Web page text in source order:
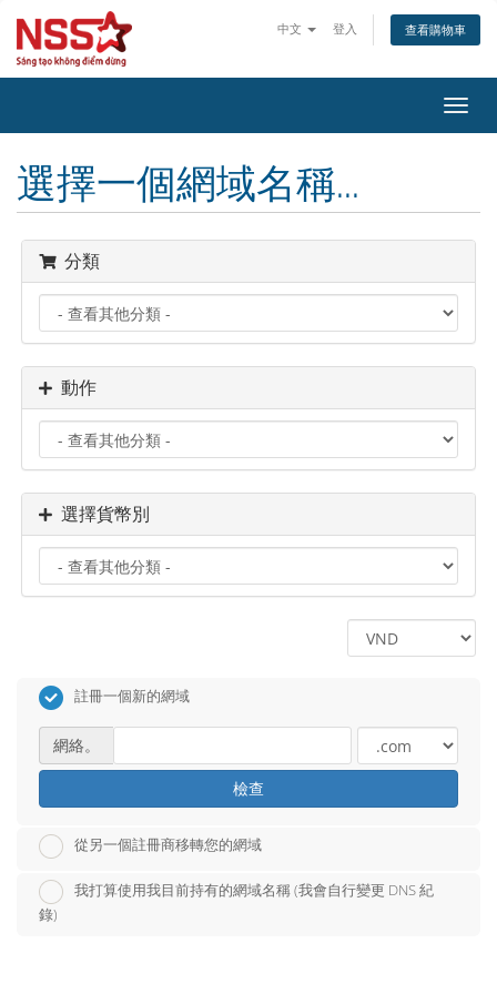
中文 登入 查看購物車
切
換
選擇一個網域名稱...
分類
動作
選擇貨幣別
註冊一個新的網域
網絡。
檢查
從另一個註冊商移轉您的網域
我打算使用我目前持有的網域名稱 (我會自行變更 DNS 紀
錄)